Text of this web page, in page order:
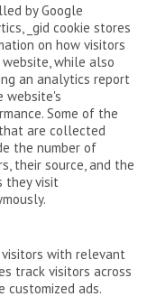
by Google
_gid cookie stores
on how visitors
website, while also
an analytics report
website's
Some of the
are collected
the number of
their source, and the
they visit
with relevant
track visitors across
ads.